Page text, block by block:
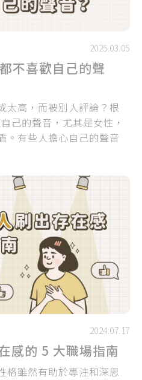
2025.03.05
不喜歡自己的聲
太高，而被別人評論？根
己的聲音，尤其是女性，
。有些人擔心自己的聲音
題，而是「社會期待」
2024.07.17
感的 5 大職場指南
格雖然有助於專注和深思